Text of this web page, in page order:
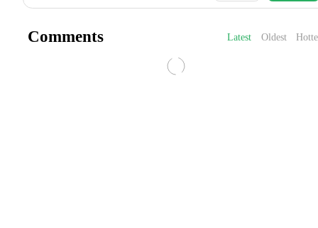
Comments Latest Oldest